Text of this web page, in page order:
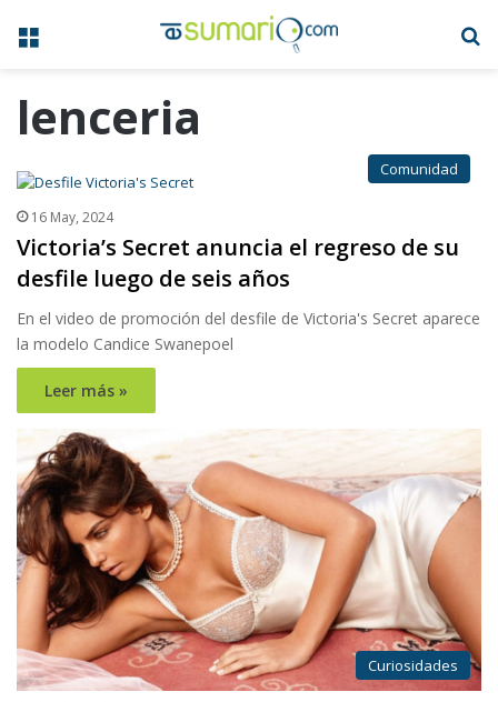
Menú
lenceria
Comunidad
16 May, 2024
Victoria’s Secret anuncia el regreso de su
desfile luego de seis años
En el video de promoción del desfile de Victoria's Secret aparece
la modelo Candice Swanepoel
Leer más »
Curiosidades